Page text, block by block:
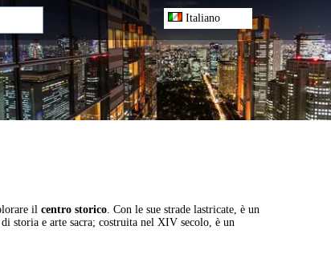
Italiano
ilcentro storico. Con le sue strade lastricate, è un
storia e arte sacra; costruita nel XIV secolo, è un